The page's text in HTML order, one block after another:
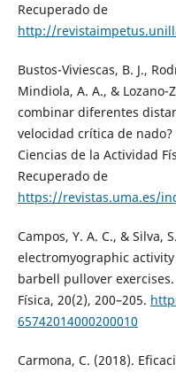
Recuperado de
http://
Bustos-Viviescas, B. J.,
Mindiola, A. A., & Lozano-
combinar diferentes
velocidad crítica de
Ciencias de la Actividad
Recuperado de
https://revistas.uma.es/
Campos, Y. A. C., & Silva,
electromyographic
barbell pullover
Física, 20(2), 200–205.
65742014000200010
Carmona, C. (2018).